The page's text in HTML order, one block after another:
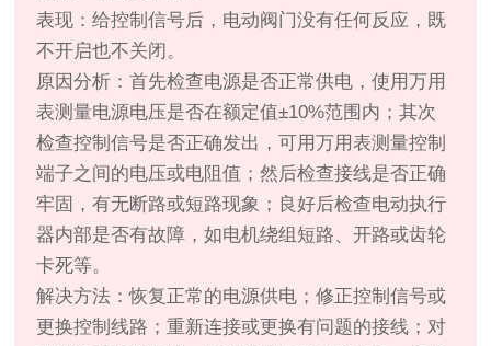
表现：给控制信号后，电动阀门没有任何反应，既
不开启也不关闭。
原因分析：首先检查电源是否正常供电，使用万用
表测量电源电压是否在额定值±10%范围内；其次
检查控制信号是否正确发出，可用万用表测量控制
端子之间的电压或电阻值；然后检查接线是否正确
牢固，有无断路或短路现象；良好后检查电动执行
器内部是否有故障，如电机绕组短路、开路或齿轮
卡死等。
解决方法：恢复正常的电源供电；修正控制信号或
更换控制线路；重新连接或更换有问题的接线；对